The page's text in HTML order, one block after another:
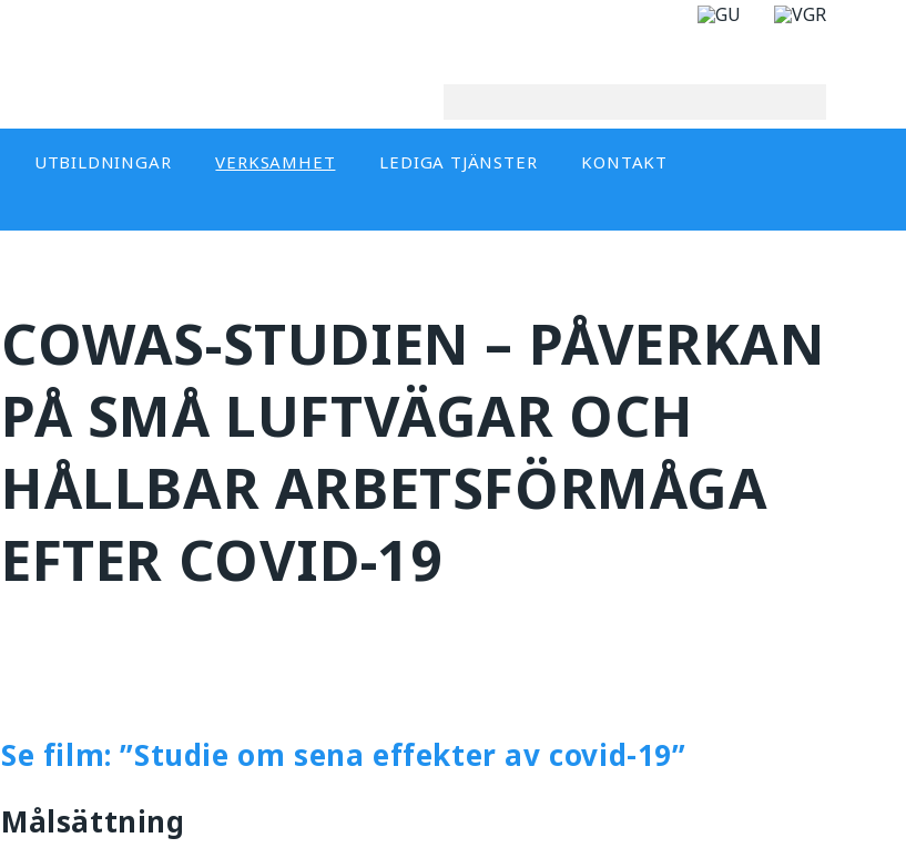
UTBILDNINGAR VERKSAMHET LEDIGA TJÄNSTER KONTAKT
COWAS-STUDIEN – PÅVERKAN
PÅ SMÅ LUFTVÄGAR OCH
HÅLLBAR ARBETSFÖRMÅGA
EFTER COVID-19
Se film: ”Studie om sena effekter av covid-19”
Målsättning